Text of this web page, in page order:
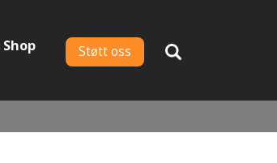
Støtt oss
Shop